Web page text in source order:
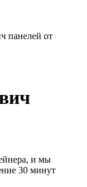
панелей от
и мы
30 минут